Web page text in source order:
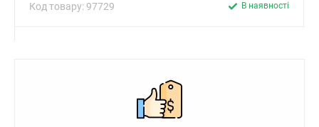
Код товару: 97729 В наявності